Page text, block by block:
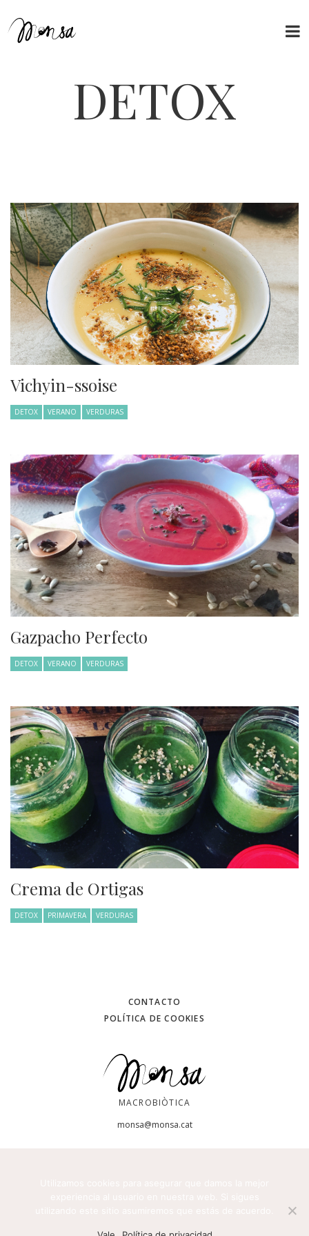
DETOX
Vichyin-ssoise
DETOX VERANO VERDURAS
Gazpacho Perfecto
DETOX VERANO VERDURAS
Crema de Ortigas
DETOX PRIMAVERA VERDURAS
CONTACTO
POLÍTICA DE COOKIES
MACROBIÒTICA
monsa@monsa.cat